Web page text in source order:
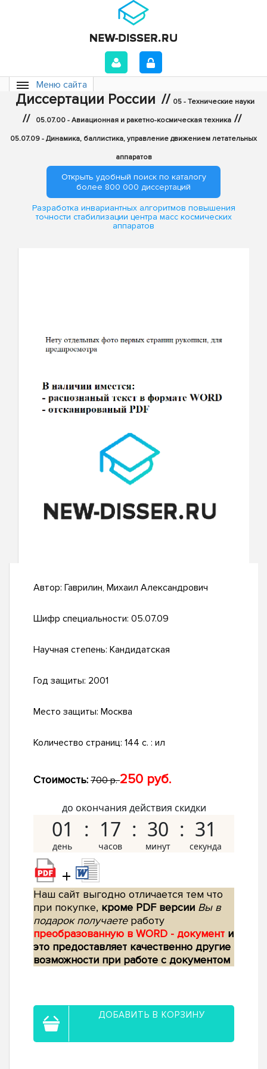
Меню сайта
Диссертации России // 05 - Технические науки
// 05.07.00 - Авиационная и ракетно-космическая техника //
05.07.09 - Динамика, баллистика, управление движением летательных
аппаратов
Открыть удобный поиск по каталогу
более 800 000 диссертаций
Разработка инвариантных алгоритмов повышения
точности стабилизации центра масс космических
аппаратов
Автор: Гаврилин, Михаил Александрович
Шифр специальности: 05.07.09
Научная степень: Кандидатская
Год защиты: 2001
Место защиты: Москва
Количество страниц: 144 с. : ил
Стоимость: 700 р.250 руб.
до окончания действия скидки
01 17 30 30
+
Наш сайт выгодно отличается тем что
при покупке, кроме PDF версии Вы в
подарок получаетеработу
преобразованную в WORD - документ и
это предоставляет качественно другие
возможности при работе с документом
ДОБАВИТЬ В КОРЗИНУ